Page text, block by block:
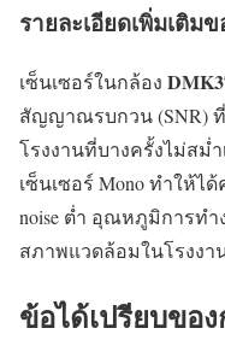
รายละเอียดเพิ่มเติม
เซ็นเซอร์ในกล้อง
สัญญาณรบกวน (SNR)
โรงงานที่บางครั้งไม่สม่ำ
เซ็นเซอร์ Mono ทำให้ไ
noise ต่ำ อุณหภูมิการทำ
สภาพแวดล้อมในโรงงา
ข้อได้เปรียบขอ